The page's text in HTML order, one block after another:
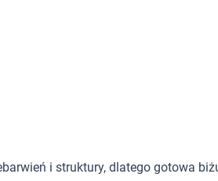
i struktury, dlatego gotowa